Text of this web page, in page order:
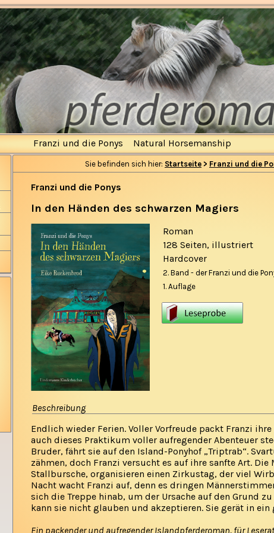
Franzi und die Ponys Natural Horsemanship
Sie befinden sich hier: Startseite > Franzi und die
Franzi und die Ponys
In den Händen des schwarzen Magiers
Roman
128 Seiten, illustriert
Hardcover
2. Band - der Franzi und die
1. Auflage
Beschreibung
Endlich wieder Ferien. Voller Vorfreude packt Franzi
auch dieses Praktikum voller aufregender Abenteuer
Bruder, fährt sie auf den Island-Ponyhof „Triptrab“.
zähmen, doch Franzi versucht es auf ihre sanfte Art.
Stallbursche, organisieren einen Zirkustag, der viel
Nacht wacht Franzi auf, denn es dringen
sich die Treppe hinab, um der Ursache auf den Grund
kann sie nicht glauben und akzeptieren. Sie gerät in ein
Ein packender und aufregender Islandpferderoman, für